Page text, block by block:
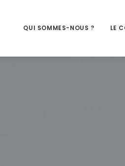
QUI SOMMES-NOUS ? LE